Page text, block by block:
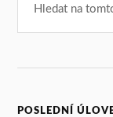
POSLEDNÍ